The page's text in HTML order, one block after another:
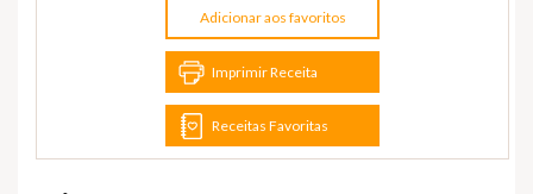
Adicionar aos favoritos
Imprimir Receita
Receitas Favoritas